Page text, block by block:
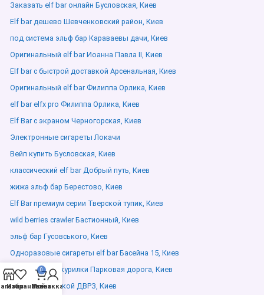
Заказать elf bar онлайн Бусловская, Киев
Elf bar дешево Шевченковский район, Киев
под система эльф бар Караваевы дачи, Киев
Оригинальный elf bar Иоанна Павла ІІ, Киев
Elf bar с быстрой доставкой Арсенальная, Киев
Оригинальный elf bar Филиппа Орлика, Киев
elf bar elfx pro Филиппа Орлика, Киев
Elf Bar с экраном Черногорская, Киев
Электронные сигареты Локачи
Вейп купить Бусловская, Киев
классический elf bar Добрый путь, Киев
жижа эльф бар Берестово, Киев
Elf Bar премиум серии Тверской тупик, Киев
wild berries crawler Бастионный, Киев
эльф бар Гусовського, Киев
Одноразовые сигареты elf bar Басейна 15, Киев
Электронные курилки Парковая дорога, Киев
Elfbar с доставкой ДВРЗ, Киев
Избранное
0
Заказ
Мой аккаунт